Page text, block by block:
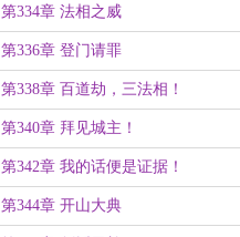
第334章 法相之威
第336章 登门请罪
第338章 百道劫，三法相！
第340章 拜见城主！
第342章 我的话便是证据！
第344章 开山大典